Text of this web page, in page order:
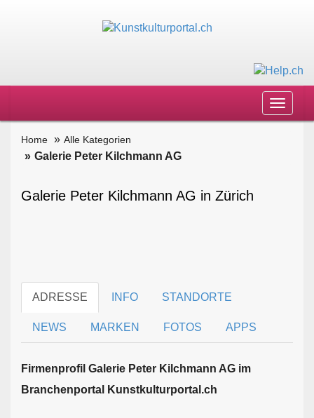
Toggle
Home Alle Kategorien
Galerie Peter Kilchmann AG
Galerie Peter Kilchmann AG in Zürich
ADRESSE INFO STANDORTE
NEWS MARKEN FOTOS APPS
Firmen­profil Galerie Peter Kilchmann AG im
Branchen­portal Kunstkulturportal.ch